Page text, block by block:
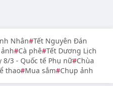
Nhân Tết Nguyên Đán
Cà phê Tết Dương Lịch
8/3 - Quốc tế Phụ nữ Chùa
thao Mua sắm Chụp ảnh